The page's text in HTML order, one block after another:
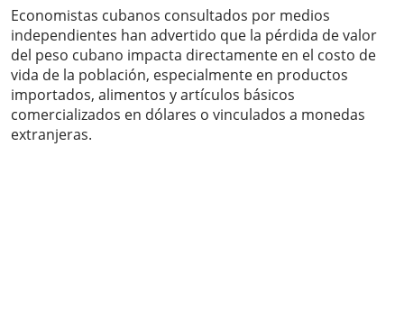
Economistas cubanos consultados por medios
independientes han advertido que la pérdida de valor
del peso cubano impacta directamente en el costo de
vida de la población, especialmente en productos
importados, alimentos y artículos básicos
comercializados en dólares o vinculados a monedas
extranjeras.